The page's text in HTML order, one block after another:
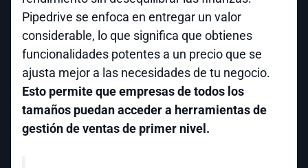
Pipedrive se enfoca en entregar un valor
considerable, lo que significa que obtienes
funcionalidades potentes a un precio que se
ajusta mejor a las necesidades de tu negocio.
Esto permite que empresas de todos los
tamaños puedan acceder a herramientas de
gestión de ventas de primer nivel.